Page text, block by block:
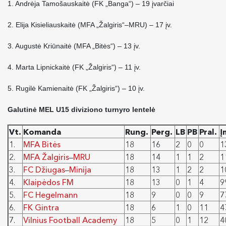
1. Andrėja Tamošauskaitė (FK „Banga“) – 19 įvarčiai
2. Elija Kisieliauskaitė (MFA „Žalgiris“–MRU) – 17 įv.
3. Augustė Kriūnaitė (MFA „Bitės“) – 13 įv.
4. Marta Lipnickaitė (FK „Žalgiris“) – 11 įv.
5. Rugilė Kamienaitė (FK „Žalgiris“) – 10 įv.
Galutinė MEL U15 diviziono turnyro lentelė
Vt. Komanda Rung. Perg. LB PB Pral.
1.
MFA Bitės 18 16 2 0 0
2.
MFA Žalgiris–MRU 18 14 1 1 2
3.
FC Džiugas–Minija 18 13 1 2 2
4.
Klaipėdos FM 18 13 0 1 4
5.
FC Hegelmann 18 9 0 0 9
6.
FK Gintra 18 6 1 0 11
7.
Vilnius Football Academy 18 5 0 1 12